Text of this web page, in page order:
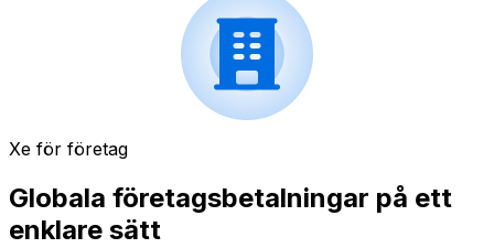
Xe för företag
Globala företagsbetalningar på ett
enklare sätt